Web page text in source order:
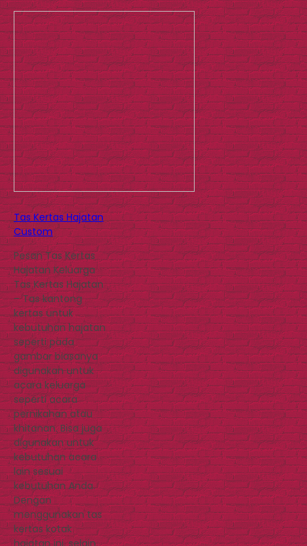
Tas Kertas Hajatan
Custom
Pesan Tas Kertas
Hajatan Keluarga
Tas Kertas Hajatan
– Tas kantong
kertas untuk
kebutuhan hajatan
seperti pada
gambar biasanya
digunakan untuk
acara keluarga
seperti acara
pernikahan atau
khitanan. Bisa juga
digunakan untuk
kebutuhan acara
lain sesuai
kebutuhan Anda.
Dengan
menggunakan tas
kertas kotak
hajatan ini, selain